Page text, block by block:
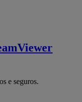
e seguros.